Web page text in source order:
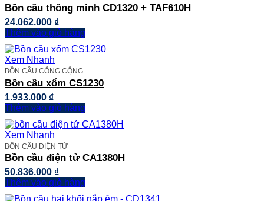
Bồn cầu thông minh CD1320 + TAF610H
24.062.000 ₫
Thêm vào giỏ hàng
Xem Nhanh
BỒN CẦU CÔNG CỘNG
Bồn cầu xổm CS1230
1.933.000 ₫
Thêm vào giỏ hàng
Xem Nhanh
BỒN CẦU ĐIỆN TỬ
Bồn cầu điện tử CA1380H
50.836.000 ₫
Thêm vào giỏ hàng